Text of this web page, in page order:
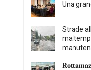
Una
Strade